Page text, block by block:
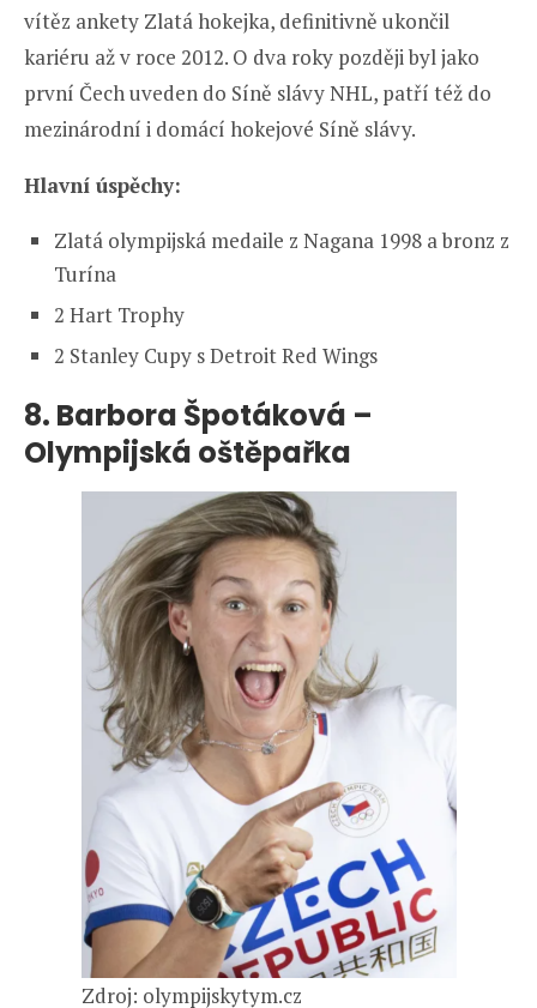
vítěz ankety Zlatá hokejka, definitivně ukončil
kariéru až v roce 2012. O dva roky později byl jako
první Čech uveden do Síně slávy NHL, patří též do
mezinárodní i domácí hokejové Síně slávy.
Hlavní úspěchy:
Zlatá olympijská medaile z Nagana 1998 a bronz z
Turína
2 Hart Trophy
2 Stanley Cupy s Detroit Red Wings
8. Barbora Špotáková –
Olympijská oštěpařka
Zdroj: olympijskytym.cz